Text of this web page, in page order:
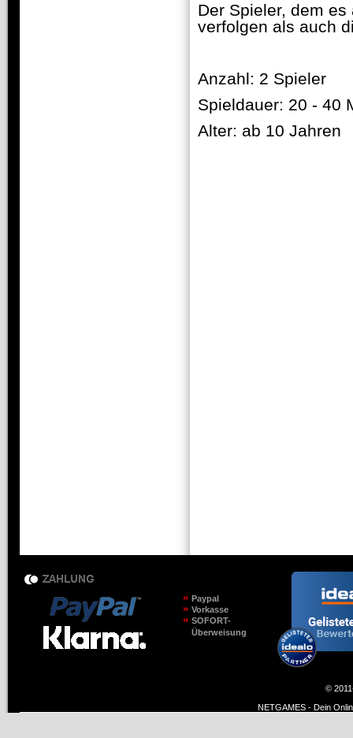
Der Spieler, dem
verfolgen als auch
Anzahl: 2 Spieler
Spieldauer: 20 - 40
Alter: ab 10 Jahren
Paypal
Vorkasse
SOFORT-
Überweisung
©
NETGAMES - Dein